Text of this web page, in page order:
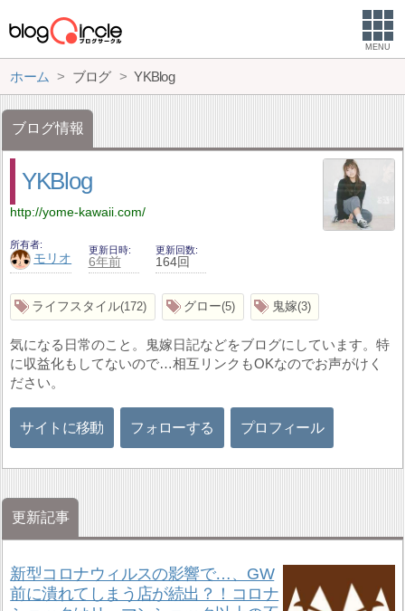
MENU
ホーム ブログ YKBlog
ブログ情報
YKBlog
http://yome-kawaii.com/
所有者
モリオ
更新日時
6年前
更新回数
164回
ライフスタイル 172 グロー 5 鬼嫁 3
気になる日常のこと。鬼嫁日記などをブログにしています。特
に収益化もしてないので…相互リンクもOKなのでお声がけく
ださい。
サイトに移動 フォローする プロフィール
更新記事
新型コロナウィルスの影響で…、GW
前に潰れてしまう店が続出？！コロナ